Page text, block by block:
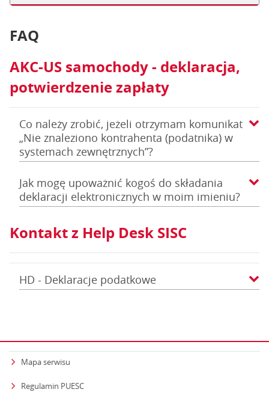
FAQ
AKC-US samochody - deklaracja,
potwierdzenie zapłaty
Co należy zrobić, jeżeli otrzymam komunikat
„Nie znaleziono kontrahenta (podatnika) w
systemach zewnętrznych”?
Jak mogę upoważnić kogoś do składania
deklaracji elektronicznych w moim imieniu?
Kontakt z Help Desk SISC
HD - Deklaracje podatkowe
Mapa serwisu
Regulamin PUESC